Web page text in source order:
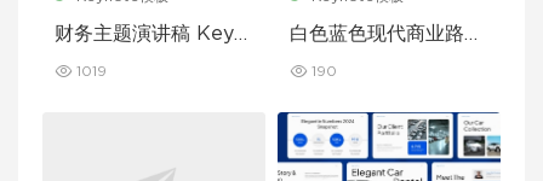
财务主题演讲稿 Keyn
1019
白色蓝色现代商业路演
板
190